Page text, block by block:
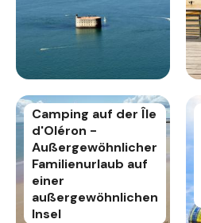
Camping auf der Île
d'Oléron -
Außergewöhnlicher
Familienurlaub auf
einer
außergewöhnlichen
Insel